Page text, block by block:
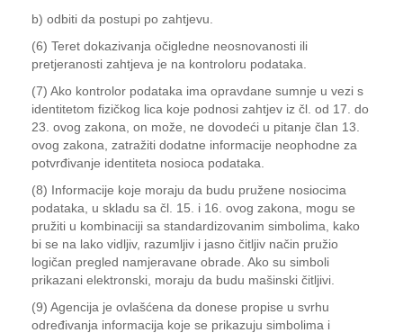
b) odbiti da postupi po zahtjevu.
(6) Teret dokazivanja očigledne neosnovanosti ili
pretjeranosti zahtjeva je na kontroloru podataka.
(7) Ako kontrolor podataka ima opravdane sumnje u vezi s
identitetom fizičkog lica koje podnosi zahtjev iz čl. od 17. do
23. ovog zakona, on može, ne dovodeći u pitanje član 13.
ovog zakona, zatražiti dodatne informacije neophodne za
potvrđivanje identiteta nosioca podataka.
(8) Informacije koje moraju da budu pružene nosiocima
podataka, u skladu sa čl. 15. i 16. ovog zakona, mogu se
pružiti u kombinaciji sa standardizovanim simbolima, kako
bi se na lako vidljiv, razumljiv i jasno čitljiv način pružio
logičan pregled namjeravane obrade. Ako su simboli
prikazani elektronski, moraju da budu mašinski čitljivi.
(9) Agencija je ovlašćena da donese propise u svrhu
određivanja informacija koje se prikazuju simbolima i